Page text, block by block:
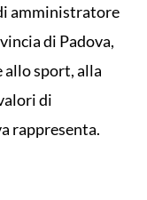
amministratore
di Padova,
sport, alla
di
rappresenta.